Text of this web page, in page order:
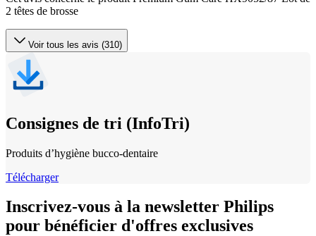
2 têtes de brosse
Voir tous les avis (310)
Consignes de tri (InfoTri)
Produits d’hygiène bucco‐dentaire
Télécharger
Inscrivez-vous à la newsletter Philips
pour bénéficier d'offres exclusives